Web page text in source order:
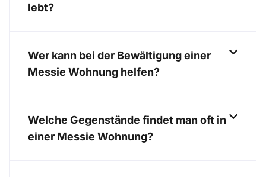
lebt?
Wer kann bei der Bewältigung einer
Messie Wohnung helfen?
Welche Gegenstände findet man oft in
einer Messie Wohnung?